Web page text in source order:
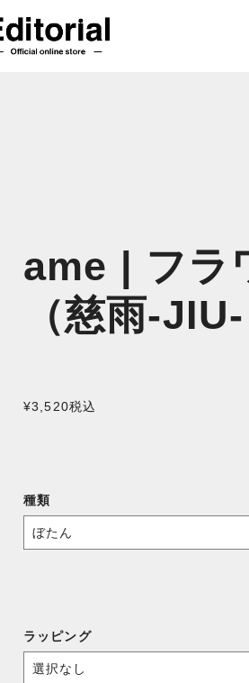
ame | フラ
（慈雨-JIU-
¥3,520税込
種類
ラッピング